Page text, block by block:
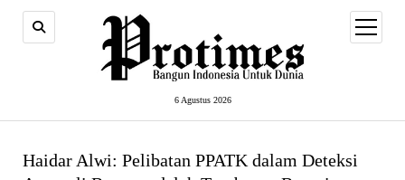
6 Agustus 2026
open
menu
Haidar Alwi: Pelibatan PPATK dalam Deteksi